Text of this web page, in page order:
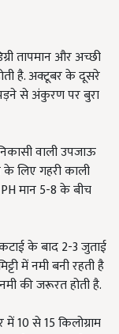
तापमान और अच्छी
है. अक्टूबर के दूसरे
से अंकुरण पर बुरा
वाली उपजाऊ
के लिए गहरी काली
PHमान5-8के बीच
के बाद2-3जुताई
में नमी बनी रहती है
की जरूरत होती है.
में10से15किलोग्राम